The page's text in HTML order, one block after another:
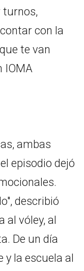
turnos,
con la
te van
IOMA
ambas
episodio dejó
describió
al vóley, al
De un día
y la escuela al